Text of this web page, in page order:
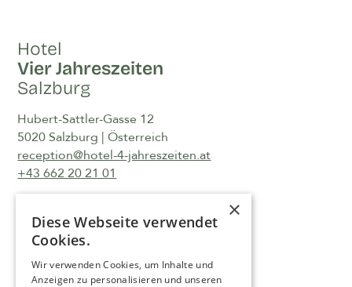
Hotel
Vier Jahreszeiten
Salzburg
Hubert-Sattler-Gasse 12
5020 Salzburg | Österreich
reception@hotel-4-jahreszeiten.at
+43 662 20 21 01
Anfahrt
×
Diese Webseite verwendet
Cookies.
Wir verwenden Cookies, um Inhalte und
Anzeigen zu personalisieren und unseren